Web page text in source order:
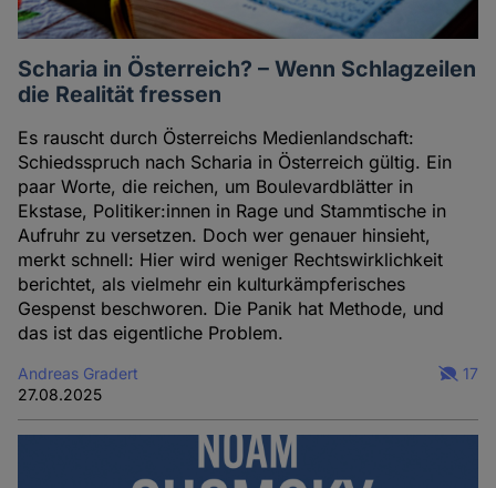
Scharia in Österreich? – Wenn Schlagzeilen
die Realität fressen
Es rauscht durch Österreichs Medienlandschaft:
Schiedsspruch nach Scharia in Österreich gültig. Ein
paar Worte, die reichen, um Boulevardblätter in
Ekstase, Politiker:innen in Rage und Stammtische in
Aufruhr zu versetzen. Doch wer genauer hinsieht,
merkt schnell: Hier wird weniger Rechtswirklichkeit
berichtet, als vielmehr ein kulturkämpferisches
Gespenst beschworen. Die Panik hat Methode, und
das ist das eigentliche Problem.
Andreas Gradert
27.08.2025
17